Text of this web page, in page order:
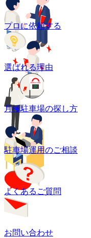
プロに依頼する
選ばれる理由
月極駐車場の探し方
駐車場運用のご相談
よくあるご質問
お問い合わせ